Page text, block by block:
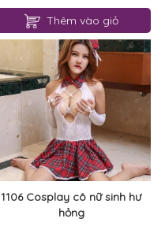
Thêm vào giỏ
1106 Cosplay cô nữ sinh hư
hỏng